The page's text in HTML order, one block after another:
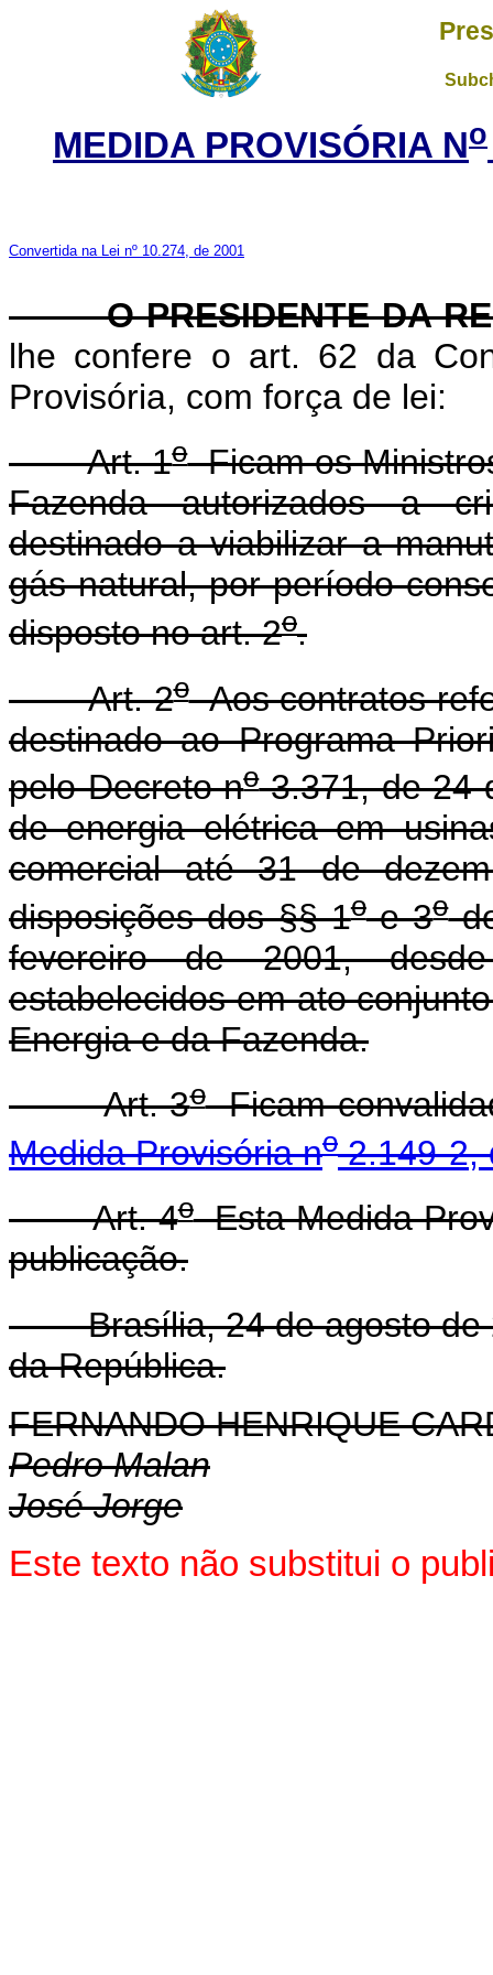
MEDIDA PROVISÓRIA No
Convertida na Lei nº 10.274, de 2001
O PRESIDENTE DA
lhe confere o art. 62 da
Provisória, com força de lei:
Art. 1oFicam os
Fazenda autorizados a
destinado a viabilizar a
gás natural, por período
disposto no art. 2o.
Art. 2oAos contratos
destinado ao Programa
pelo Decreto no3.371, de 24
de energia elétrica em
comercial até 31 de
disposições dos §§ 1oe 3o
fevereiro de 2001,
estabelecidos em ato
Energia e da Fazenda.
Art. 3oFicam
Medida Provisória no2.149-2,
Art. 4oEsta Medida
publicação.
Brasília, 24 de agosto de
da República.
FERNANDO HENRIQUE
Pedro Malan
José Jorge
Este texto não substitui o